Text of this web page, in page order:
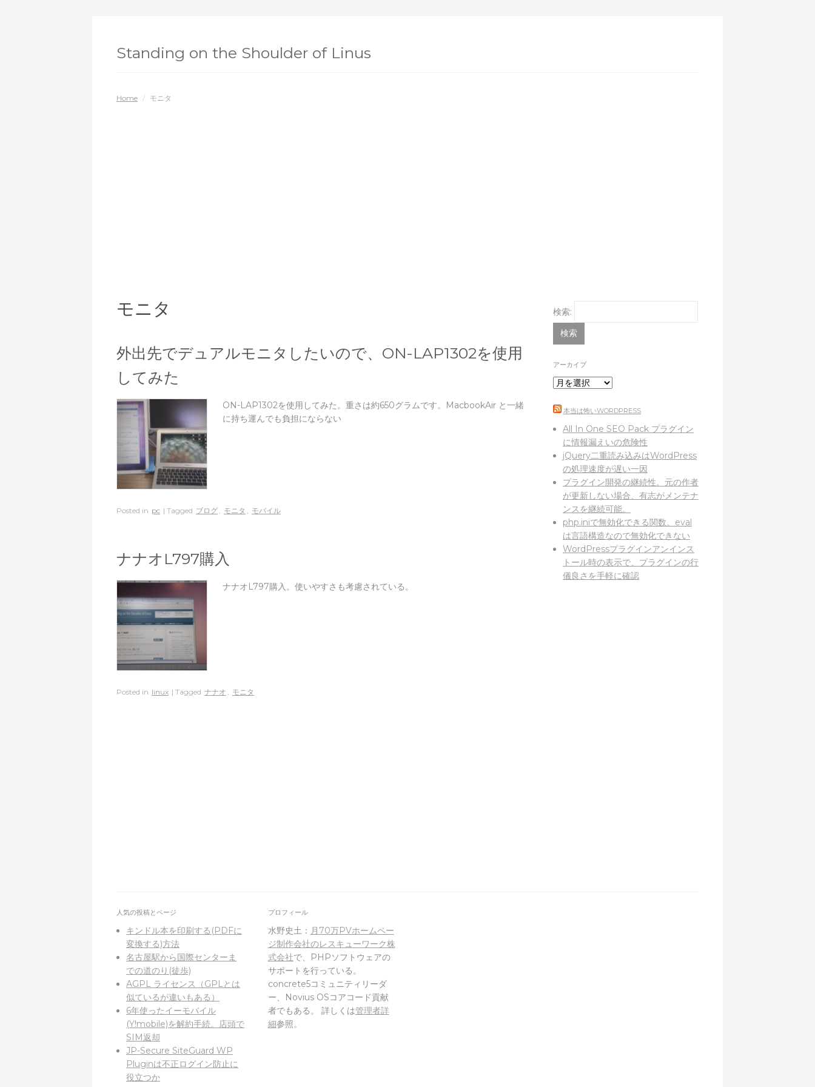
Standing on the Shoulder of Linus
Home / モニタ
モニタ
外出先でデュアルモニタしたいので、ON-LAP1302を使用
してみた
ON-LAP1302を使用してみた。重さは約650グラムです。MacbookAir と一緒
に持ち運んでも負担にならない
Posted in pc | Tagged ブログ , モニタ , モバイル
ナナオL797購入
ナナオL797購入。使いやすさも考慮されている。
Posted in linux | Tagged ナナオ , モニタ
検索:
アーカイブ
本当は怖いWORDPRESS
All In One SEO Pack プラグイン
に情報漏えいの危険性
jQuery二重読み込みはWordPress
の処理速度が遅い一因
プラグイン開発の継続性。元の作者
が更新しない場合、有志がメンテナ
ンスを継続可能。
php.iniで無効化できる関数。eval
は言語構造なので無効化できない
WordPressプラグインアンインス
トール時の表示で、プラグインの行
儀良さを手軽に確認
人気の投稿とページ
キンドル本を印刷する(PDFに
変換する)方法
名古屋駅から国際センターま
での道のり(徒歩)
AGPL ライセンス（GPLとは
似ているが違いもある）
6年使ったイーモバイル
(Y!mobile)を解約手続。店頭で
SIM返却
JP-Secure SiteGuard WP
Pluginは不正ログイン防止に
役立つか
プロフィール
水野史土： 月70万PVホームペー
ジ制作会社のレスキューワーク株
式会社で、PHPソフトウェアの
サポートを行っている。
concrete5コミュニティリーダ
ー、Novius OSコアコード貢献
者でもある。 詳しくは管理者詳
細参照。